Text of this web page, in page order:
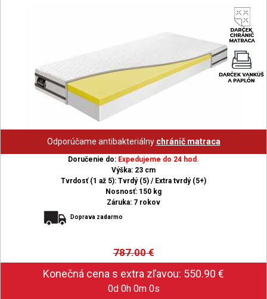
Odporúčame antibakteriálny chránič matraca
Doručenie do: Expedujeme do 24 hod.
Výška: 23 cm
Tvrdosť (1 až 5): Tvrdý (5) / Extra tvrdý (5+)
Nosnosť: 150 kg
Záruka: 7 rokov
Doprava zadarmo
787.00€
0d 0h 0m 0s